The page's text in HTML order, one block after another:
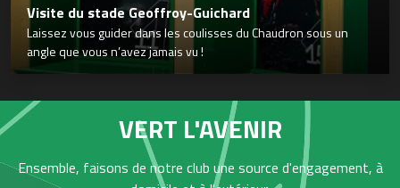
Visite du stade Geoffroy-Guichard
Laissez vous guider dans les coulisses du Chaudron sous un
angle que vous n’avez jamais vu !
VERT L'AVENIR
Ensemble, faisons de notre club une source d'engagement, à